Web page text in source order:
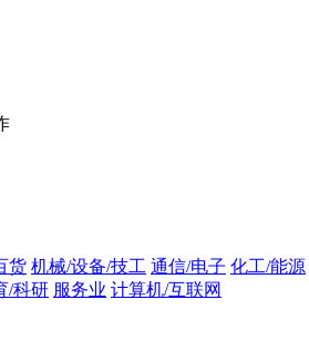
货 机械/设备/技工 通信/电子 化工/能源
/科研 服务业 计算机/互联网